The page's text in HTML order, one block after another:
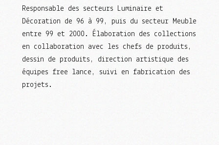
Responsable des secteurs Luminaire et
Décoration de 96 à 99, puis du secteur Meuble
entre 99 et 2000. Élaboration des collections
en collaboration avec les chefs de produits,
dessin de produits, direction artistique des
équipes free lance, suivi en fabrication des
projets.